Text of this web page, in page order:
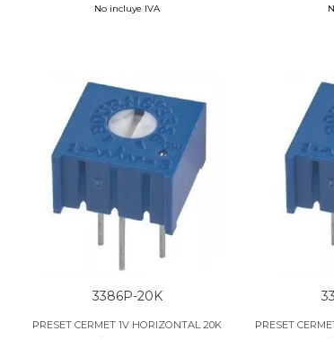
No incluye IVA
3386P-20K
PRESET CERMET 1V HORIZONTAL 20K PRESET